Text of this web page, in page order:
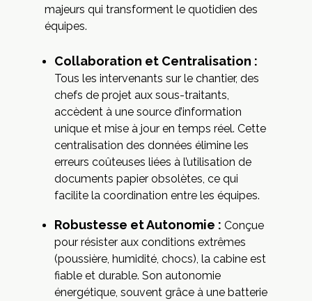
majeurs qui transforment le quotidien des
équipes.
Collaboration et Centralisation :
Tous les intervenants sur le chantier, des
chefs de projet aux sous-traitants,
accèdent à une source d’information
unique et mise à jour en temps réel. Cette
centralisation des données élimine les
erreurs coûteuses liées à l’utilisation de
documents papier obsolètes, ce qui
facilite la coordination entre les équipes.
Robustesse et Autonomie : Conçue
pour résister aux conditions extrêmes
(poussière, humidité, chocs), la cabine est
fiable et durable. Son autonomie
énergétique, souvent grâce à une batterie